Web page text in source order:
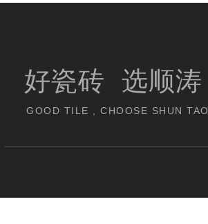
好瓷砖 选顺涛
GOOD TILE , CHOOSE SHUN TAO